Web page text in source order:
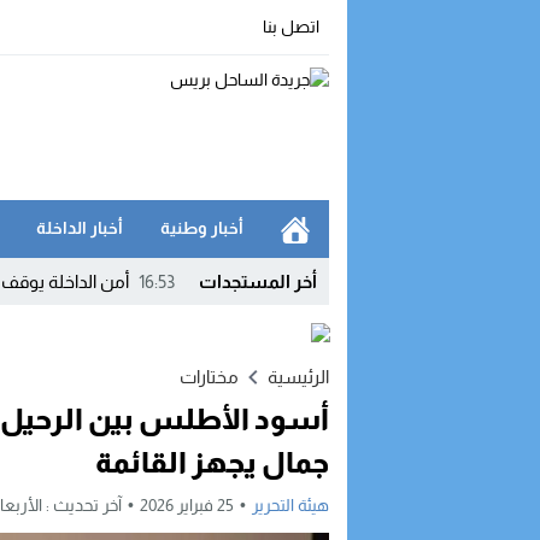
اتصل بنا
أخبار وطنية أخبار الداخلة
أخر المستجدات 16:53 أمن الداخلة
الداخلة.. مواطن
09:51 الداخلة في
23:54 بعد تداول
20:46 جهة الداخلة –
الرئيسية مختارات
أسود الأطلس بين الرحيل
جمال يجهز القائمة
هيئة التحرير 25 فبراير 2026 آخر تحديث : الأربعاء, 25 فبراير, 2026 -